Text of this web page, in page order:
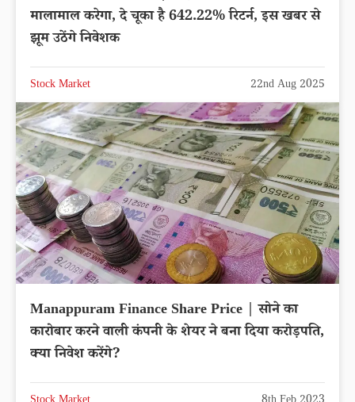
मालामाल करेगा, दे चूका है 642.22% रिटर्न, इस खबर से
झूम उठेंगे निवेशक
Stock Market 22nd Aug 2025
Manappuram Finance Share Price | सोने का
कारोबार करने वाली कंपनी के शेयर ने बना दिया करोड़पति,
क्या निवेश करेंगे?